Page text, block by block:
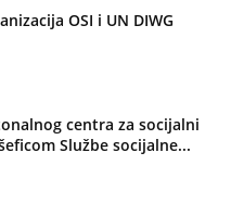
OSI i UN DIWG
centra za socijalni
Službe socijalne...